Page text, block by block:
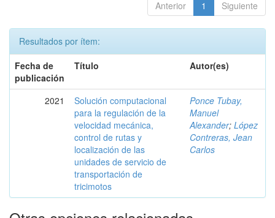
Anterior 1 Siguiente
Resultados por ítem:
Fecha de
publicación
Título Autor(es)
2021
Solución computacional
para la regulación de la
velocidad mecánica,
control de rutas y
localización de las
unidades de servicio de
transportación de
tricimotos
Ponce Tubay,
Manuel
Alexander; López
Contreras, Jean
Carlos